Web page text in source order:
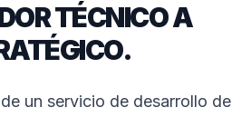
TÉCNICO A
un servicio de desarrollo de